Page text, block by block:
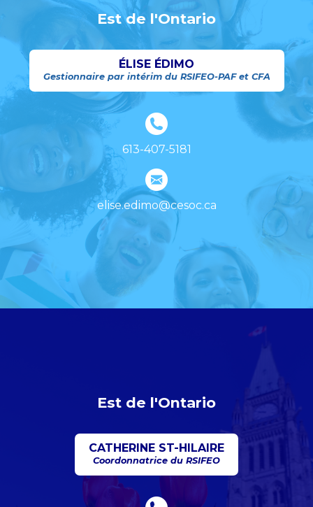
Est de l'Ontario
ÉLISE ÉDIMO
Gestionnaire par intérim du RSIFEO-PAF et CFA
613-407-5181
elise.edimo@cesoc.ca
Est de l'Ontario
CATHERINE ST-HILAIRE
Coordonnatrice du RSIFEO